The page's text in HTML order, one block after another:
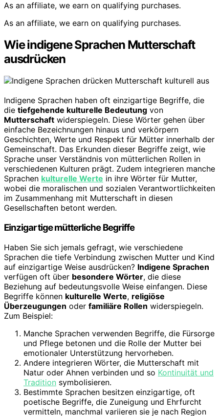
As an affiliate, we earn on qualifying purchases.
As an affiliate, we earn on qualifying purchases.
Wie indigene Sprachen Mutterschaft
ausdrücken
Indigene Sprachen haben oft einzigartige Begriffe, die
die tiefgehende kulturelle Bedeutung von
Mutterschaft widerspiegeln. Diese Wörter gehen über
einfache Bezeichnungen hinaus und verkörpern
Geschichten, Werte und Respekt für Mütter innerhalb der
Gemeinschaft. Das Erkunden dieser Begriffe zeigt, wie
Sprache unser Verständnis von mütterlichen Rollen in
verschiedenen Kulturen prägt. Zudem integrieren manche
Sprachen kulturelle Werte in ihre Wörter für Mutter,
wobei die moralischen und sozialen Verantwortlichkeiten
im Zusammenhang mit Mutterschaft in diesen
Gesellschaften betont werden.
Einzigartige mütterliche Begriffe
Haben Sie sich jemals gefragt, wie verschiedene
Sprachen die tiefe Verbindung zwischen Mutter und Kind
auf einzigartige Weise ausdrücken? Indigene Sprachen
verfügen oft über besondere Wörter, die diese
Beziehung auf bedeutungsvolle Weise einfangen. Diese
Begriffe können kulturelle Werte, religiöse
Überzeugungen oder familiäre Rollen widerspiegeln.
Zum Beispiel:
Manche Sprachen verwenden Begriffe, die Fürsorge
und Pflege betonen und die Rolle der Mutter bei
emotionaler Unterstützung hervorheben.
Andere integrieren Wörter, die Mutterschaft mit
Natur oder Ahnen verbinden und so Kontinuität und
Tradition symbolisieren.
Bestimmte Sprachen besitzen einzigartige, oft
poetische Begriffe, die Zuneigung und Ehrfurcht
vermitteln, manchmal variieren sie je nach Region